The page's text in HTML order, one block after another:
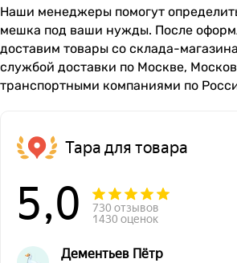
Наши менеджеры помогут
мешка под ваши нужды. После
доставим товары со склада-
службой доставки по Москве,
транспортными компаниями по
Тара для товара
5,0
730 отзывов
1430 оценок
Дементьев Пётр